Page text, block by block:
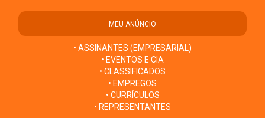
MEU ANÚNCIO
• ASSINANTES (EMPRESARIAL)
• EVENTOS E CIA
• CLASSIFICADOS
• EMPREGOS
• CURRÍCULOS
• REPRESENTANTES